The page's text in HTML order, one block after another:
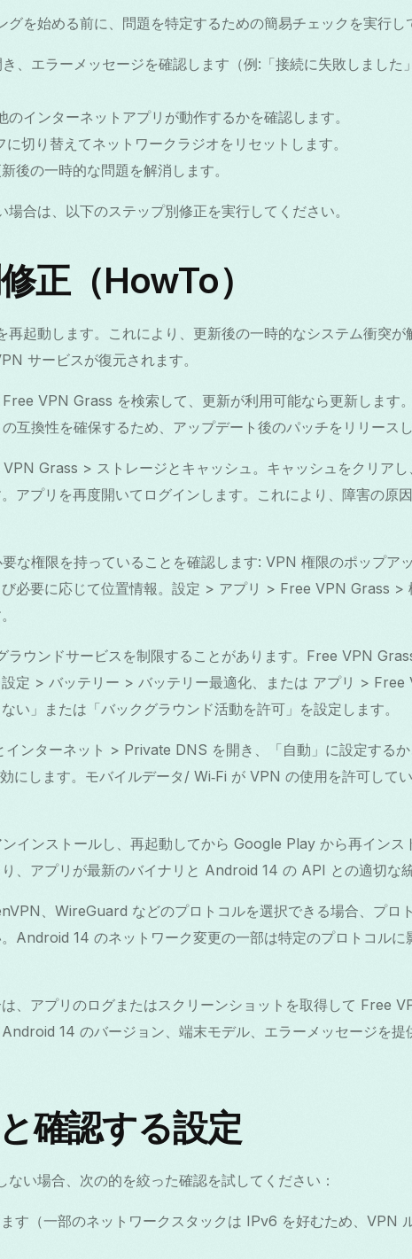
を始める前に、問題を特定するための簡易チェックを実行し
、エラーメッセージを確認します（例:「接続に失敗しました
インターネットアプリが動作するかを確認します。
切り替えてネットワークラジオをリセットします。
後の一時的な問題を解消します。
合は、以下のステップ別修正を実行してください。
正（HowTo）
起動します。これにより、更新後の一時的なシステム衝突が
サービスが復元されます。
VPN Grass を検索して、更新が利用可能なら更新します
互換性を確保するため、アップデート後のパッチをリリースし
Grass > ストレージとキャッシュ。キャッシュをクリア
アプリを再度開いてログインします。これにより、障害の原
な権限を持っていることを確認します: VPN 権限のポップア
必要に応じて位置情報。設定 > アプリ > Free VPN Grass >
ラウンドサービスを制限することがあります。Free VPN
定 > バッテリー > バッテリー最適化、または アプリ > Free
い」または「バックグラウンド活動を許可」を設定します。
インターネット > Private DNS を開き、「自動」に設定する
にします。モバイルデータ/ Wi‑Fi が VPN の使用を許可して
インストールし、再起動してから Google Play から再インス
、アプリが最新のバイナリと Android 14 の API との適切な
、WireGuard などのプロトコルを選択できる場合、プロ
Android 14 のネットワーク変更の一部は特定のプロトコルに
、アプリのログまたはスクリーンショットを取得して Free
14 のバージョン、端末モデル、エラーメッセージを提
確認する設定
い場合、次の的を絞った確認を試してください：
す（一部のネットワークスタックは IPv6 を好むため、VPN